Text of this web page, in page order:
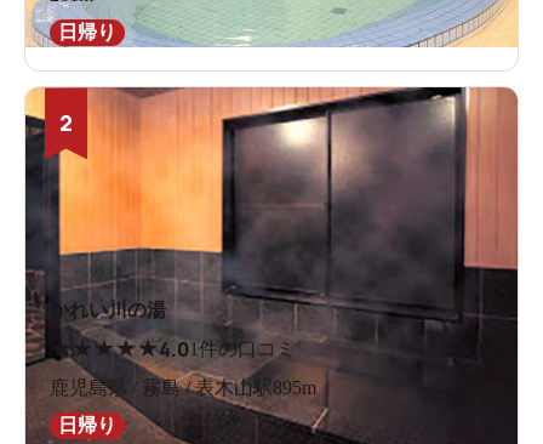
日帰り
2
かれい川の湯
★★★★★4.01件の口コミ
鹿児島県 / 霧島 / 表木山駅895m
日帰り